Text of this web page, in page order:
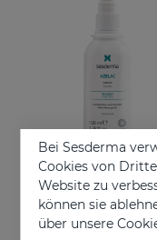
In den
AZELAC Lotion
Bei Sesderma
Cookies von
Website zu
können sie
über unsere